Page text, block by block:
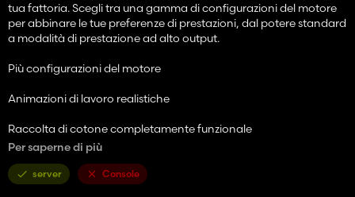
tua fattoria. Scegli tra una gamma di configurazioni del motore
per abbinare le tue preferenze di prestazioni, dal potere standard
a modalità di prestazione ad alto output.
Più configurazioni del motore
Animazioni di lavoro realistiche
Raccolta di cotone completamente funzionale
Ottimo per le operazioni di piccola e larga scala
Per saperne di più
server Console